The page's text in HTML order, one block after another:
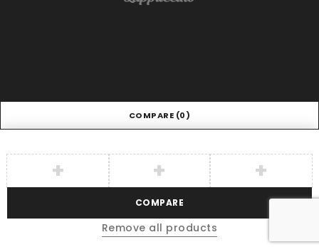
COMPARE (0)
COMPARE
Remove all products